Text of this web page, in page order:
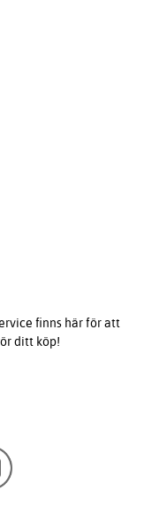
finns här för att
ditt köp!